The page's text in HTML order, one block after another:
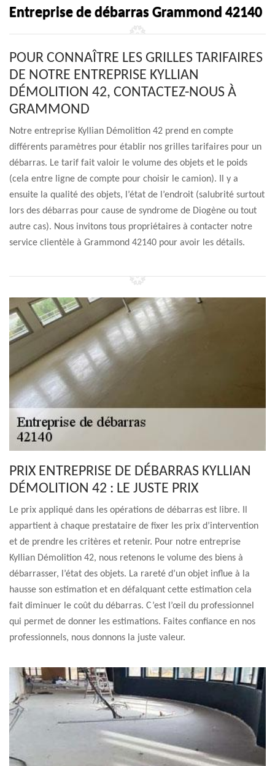
Entreprise de débarras Grammond 42140
POUR CONNAÎTRE LES GRILLES TARIFAIRES
DE NOTRE ENTREPRISE KYLLIAN
DÉMOLITION 42, CONTACTEZ-NOUS À
GRAMMOND
Notre entreprise Kyllian Démolition 42 prend en compte
différents paramètres pour établir nos grilles tarifaires pour un
débarras. Le tarif fait valoir le volume des objets et le poids
(cela entre ligne de compte pour choisir le camion). Il y a
ensuite la qualité des objets, l’état de l’endroit (salubrité surtout
lors des débarras pour cause de syndrome de Diogène ou tout
autre cas). Nous invitons tous propriétaires à contacter notre
service clientèle à Grammond 42140 pour avoir les détails.
PRIX ENTREPRISE DE DÉBARRAS KYLLIAN
DÉMOLITION 42 : LE JUSTE PRIX
Le prix appliqué dans les opérations de débarras est libre. Il
appartient à chaque prestataire de fixer les prix d’intervention
et de prendre les critères et retenir. Pour notre entreprise
Kyllian Démolition 42, nous retenons le volume des biens à
débarrasser, l’état des objets. La rareté d’un objet influe à la
hausse son estimation et en défalquant cette estimation cela
fait diminuer le coût du débarras. C’est l’œil du professionnel
qui permet de donner les estimations. Faites confiance en nos
professionnels, nous donnons la juste valeur.